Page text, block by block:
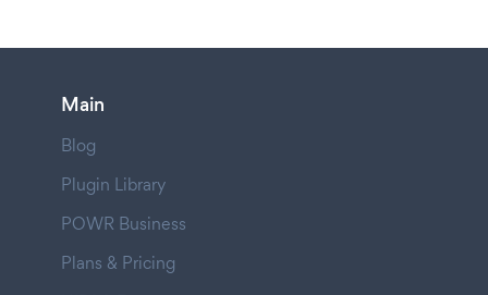
Main
Blog
Plugin Library
POWR Business
Plans & Pricing